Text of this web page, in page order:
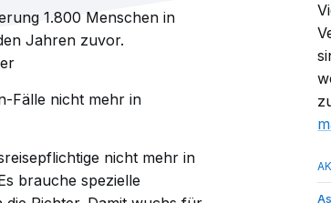
1.800 Menschen in
Jahren zuvor.
Fälle nicht mehr in
nicht mehr in
brauche spezielle